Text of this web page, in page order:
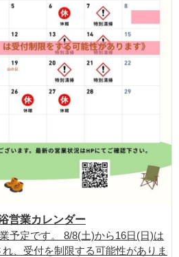
営業カレンダー
予定です。 8/8(土)から16日(日)は
、受付を制限する可能性がありま